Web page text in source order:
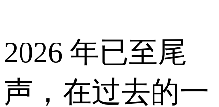
2026 年已至尾
声，在过去的一